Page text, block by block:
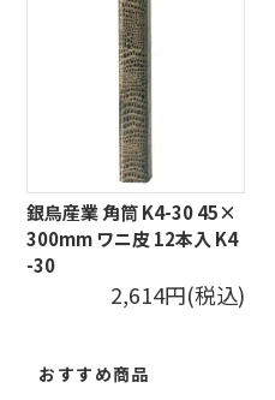
銀鳥産業 角筒 K4-30 45×
300mm ワニ皮 12本入 K4
-30
2,614円(税込)
おすすめ商品